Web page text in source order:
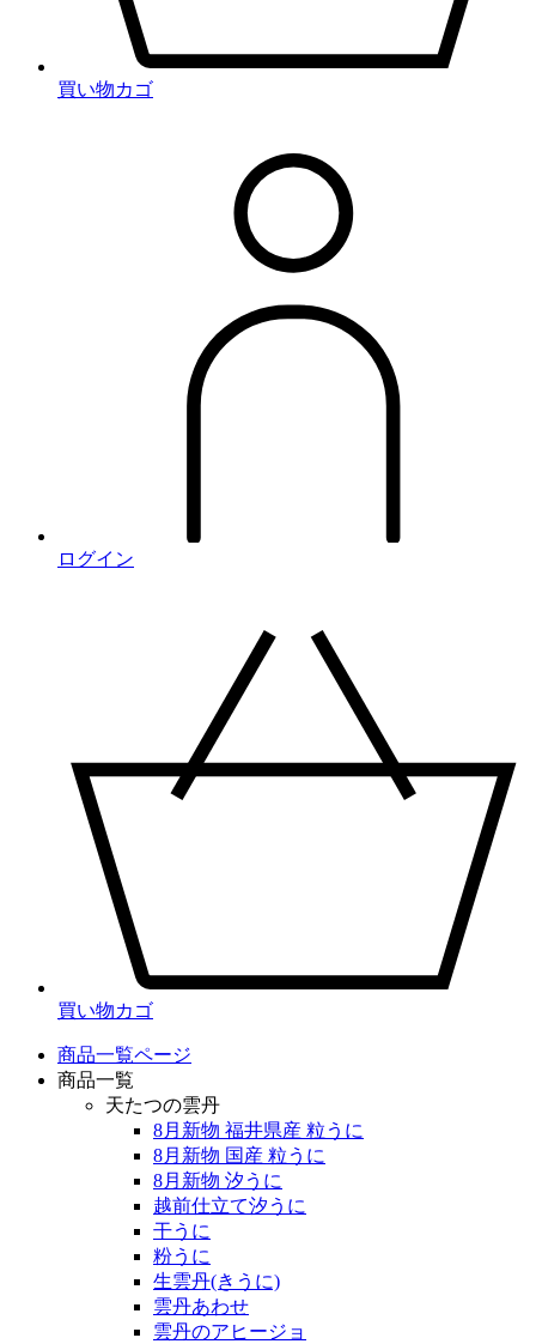
買い物カゴ
ログイン
買い物カゴ
商品一覧ページ
商品一覧
天たつの雲丹
8月新物 福井県産 粒うに
8月新物 国産 粒うに
8月新物 汐うに
越前仕立て汐うに
干うに
粉うに
生雲丹(きうに)
雲丹あわせ
雲丹のアヒージョ